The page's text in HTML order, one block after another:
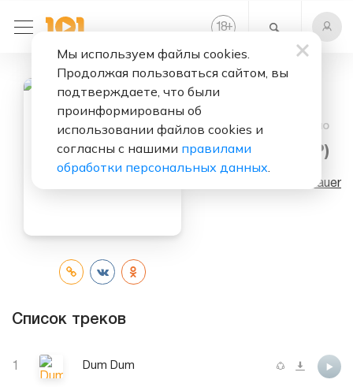
18+
Слушать бесплатно
Dum Dum (EP)
Baauer
Список треков
1 Dum Dum
Мы используем файлы cookies.
Продолжая пользоваться сайтом, вы
подтверждаете, что были
проинформированы об
использовании файлов cookies и
согласны с нашими правилами
обработки персональных данных.